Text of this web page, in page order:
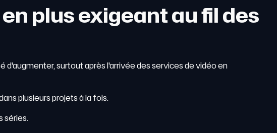
plus exigeant au fil des
surtout après l'arrivée des services de vidéo en
plusieurs projets à la fois.
séries.